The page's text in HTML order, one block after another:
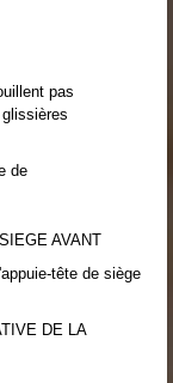
pas
de
AVANT
tête de siège
DE LA